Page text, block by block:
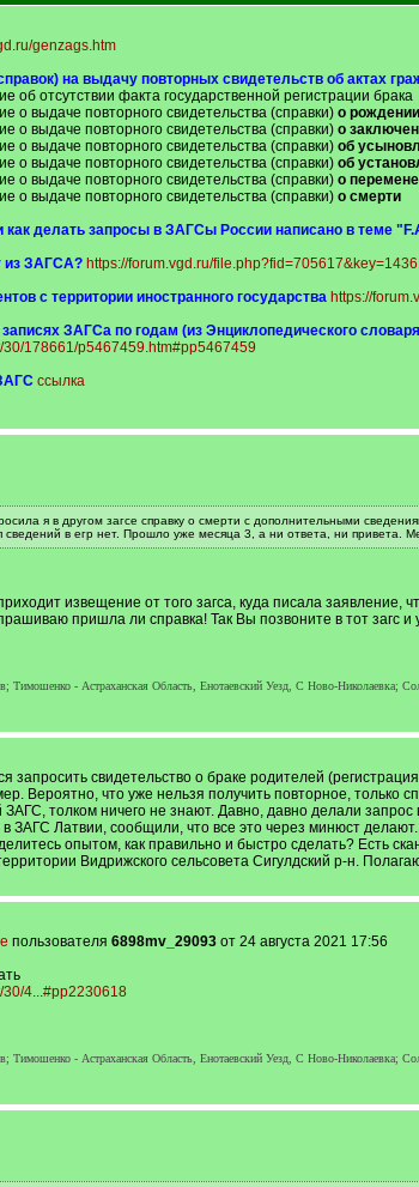
genzags.htm
на выдачу повторных свидетельств об актах
об отсутствии факта государственной регистрации брака
о выдаче повторного свидетельства (справки) о рождении
о выдаче повторного свидетельства (справки) о
о выдаче повторного свидетельства (справки) об
о выдаче повторного свидетельства (справки) об
о выдаче повторного свидетельства (справки) о
о выдаче повторного свидетельства (справки) о смерти
как делать запросы в ЗАГСы России написано в теме
из ЗАГСА? https://forum.vgd.ru/
с территории иностранного государства https://
ЗАГСа по годам (из Энциклопедического
30/178661/p5467459.htm#pp5467459
ссылка
я в другом загсе справку о смерти с дополнительными
сведений в егр нет. Прошло уже месяца 3, а ни ответа, ни привета.
извещение от того загса, куда писала
пришла ли справка! Так Вы позвоните в тот загс и
Тимошенко - Астраханская Область, Енотаевский Уезд, С Ново-Николаевка;
запросить свидетельство о браке родителей
Вероятно, что уже нельзя получить повторное, только
толком ничего не знают. Давно, давно делали
ЗАГС Латвии, сообщили, что все это через минюст
опытом, как правильно и быстро сделать? Есть
Видрижского сельсовета Сигулдский р-н.
пользователя 6898mv_29093от 24 августа 2021 17:56
30/4...#pp2230618
Тимошенко - Астраханская Область, Енотаевский Уезд, С Ново-Николаевка;